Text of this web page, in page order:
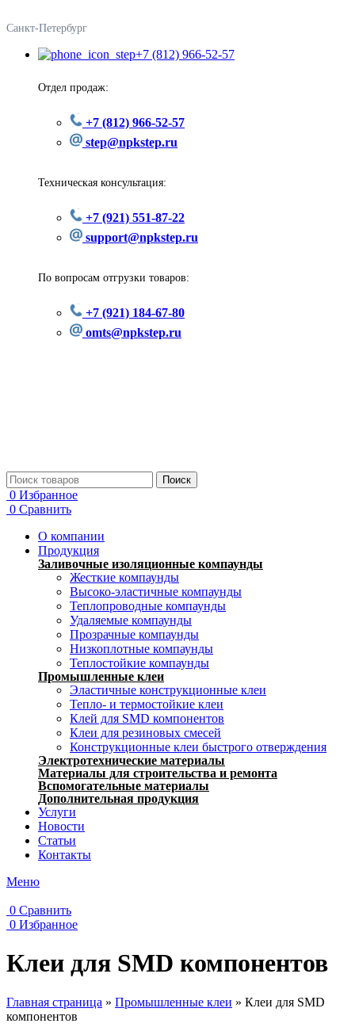
Санкт-Петербург
+7 (812) 966-52-57
Отдел продаж:
+7 (812) 966-52-57
step@npkstep.ru
Техническая консультация:
+7 (921) 551-87-22
support@npkstep.ru
По вопросам отгрузки товаров:
+7 (921) 184-67-80
omts@npkstep.ru
Поиск
0 Избранное
0 Сравнить
О компании
Продукция
Заливочные изоляционные компаунды
Жесткие компаунды
Высоко-эластичные компаунды
Теплопроводные компаунды
Удаляемые компаунды
Прозрачные компаунды
Низкоплотные компаунды
Теплостойкие компаунды
Промышленные клеи
Эластичные конструкционные клеи
Тепло- и термостойкие клеи
Клей для SMD компонентов
Клеи для резиновых смесей
Конструкционные клеи быстрого отверждения
Электротехнические материалы
Материалы для строительства и ремонта
Вспомогательные материалы
Дополнительная продукция
Услуги
Новости
Статьи
Контакты
Меню
0 Сравнить
0 Избранное
Клеи для SMD компонентов
Главная страница » Промышленные клеи » Клеи для SMD
компонентов